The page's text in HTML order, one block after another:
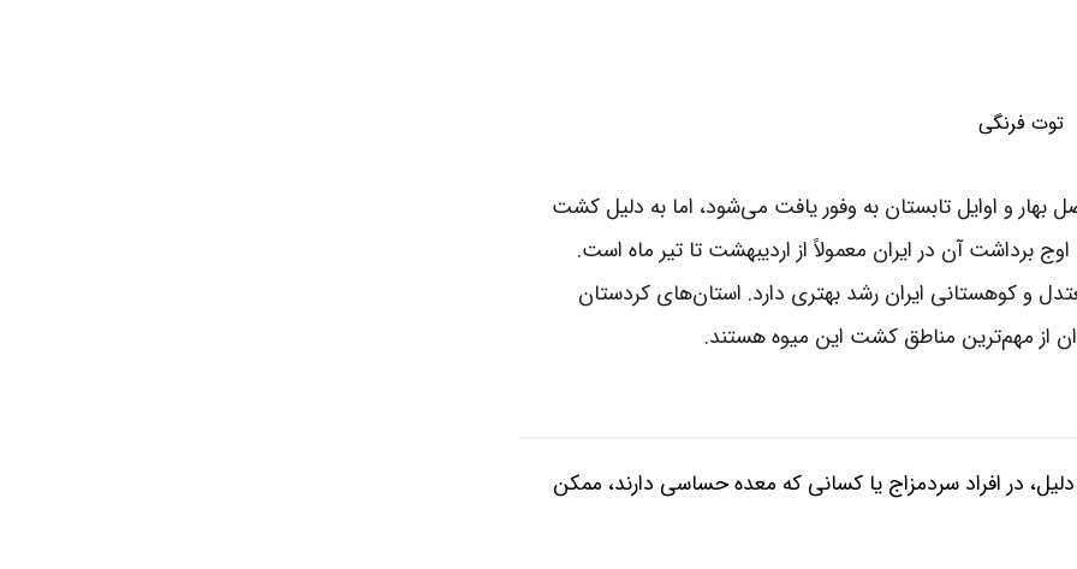
توت فرنگی
بهار و اوایل تابستان به وفور یافت می‌شود، اما به دلیل کشت
برداشت آن در ایران معمولاً از اردیبهشت تا تیر ماه است.
و کوهستانی ایران رشد بهتری دارد. استان‌های کردستان
از مهم‌ترین مناطق کشت این میوه هستند.
در افراد سردمزاج یا کسانی که معده حساسی دارند، ممکن